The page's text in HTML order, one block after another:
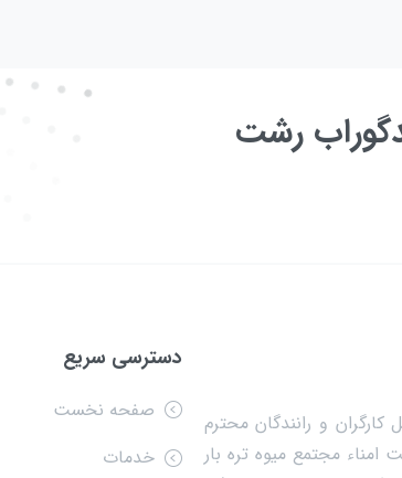
رشت
و رانندگان محترم
مجتمع میوه تره بار
دسترسی سریع
صفحه نخست
خدمات